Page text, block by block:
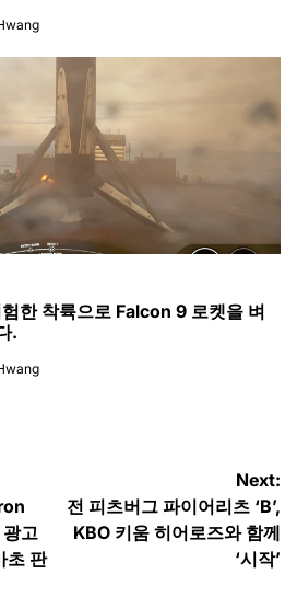
한 착륙으로 Falcon 9 로켓을 벼
.
고
초 판
Next:
전 피츠버그 파이어리츠 ‘B’,
KBO 키움 히어로즈와 함께
‘시작’